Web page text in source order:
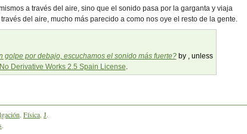
a través del aire, sino que el sonido pasa por la garganta y viaja
del aire, mucho más parecido a como nos oye el resto de la gente.
golpe por debajo, escuchamos el sonido más fuerte?by , unless
Derivative Works 2.5 Spain License.
,Física,J.
.